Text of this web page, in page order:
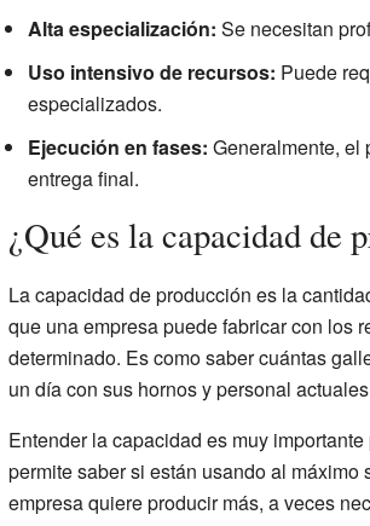
Alta especialización: Se necesitan
Uso intensivo de recursos: Puede
especializados.
Ejecución en fases: Generalmente, el
entrega final.
¿Qué es la capacidad de
La capacidad de producción es la
que una empresa puede fabricar con los
determinado. Es como saber cuántas
un día con sus hornos y personal
Entender la capacidad es muy
permite saber si están usando al
empresa quiere producir más, a veces